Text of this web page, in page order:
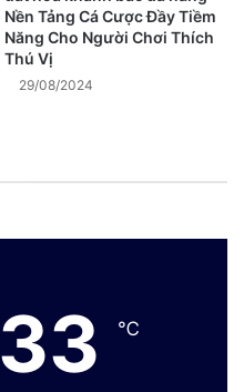
Nền Tảng Cá Cược Đầy Tiềm
Năng Cho Người Chơi Thích
Thú Vị
29/08/2024
33 ℃